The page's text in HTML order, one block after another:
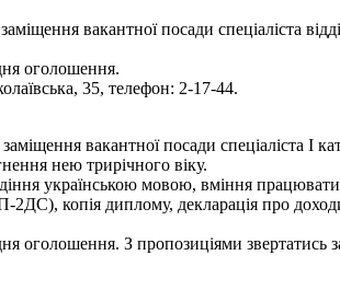
вакантної посади спеціаліста
оголошення.
35, телефон: 2-17-44.
вакантної посади спеціаліста І
нею трирічного віку.
українською мовою, вміння
копія диплому, декларація про
оголошення. З пропозиціями звертатись